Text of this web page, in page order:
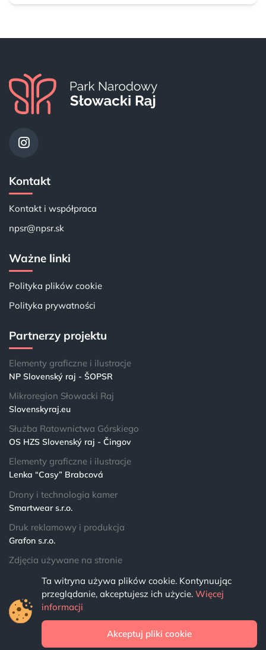
Kontakt
Kontakt i współpraca
npsr@npsr.sk
Ważne linki
Polityka plików cookie
Polityka prywatności
Partnerzy projektu
Elementy graficzne i ilustracje
NP Slovenský raj - ŠOPSR
Mikroregion Słowacki Raj
Slovenskyraj.eu
Służba Ratownictwa Górskiego
OS HZS Slovenský raj - Čingov
Elementy graficzne i ilustracje
Lenka “Casy” Brabcová
Drony i technologia kamer
Smartwear s.r.o.
Druk reklamowy i produkcja
Grafon s.r.o.
Zdjęcia używane na stronie
© 2024 NPSR.sk
Wszelkie prawa zastrzeżone
Ta witryna używa plików cookie. Kontynuując
przeglądanie, akceptujesz ich użycie. Więcej
informacji
Akceptuj pliki cookie